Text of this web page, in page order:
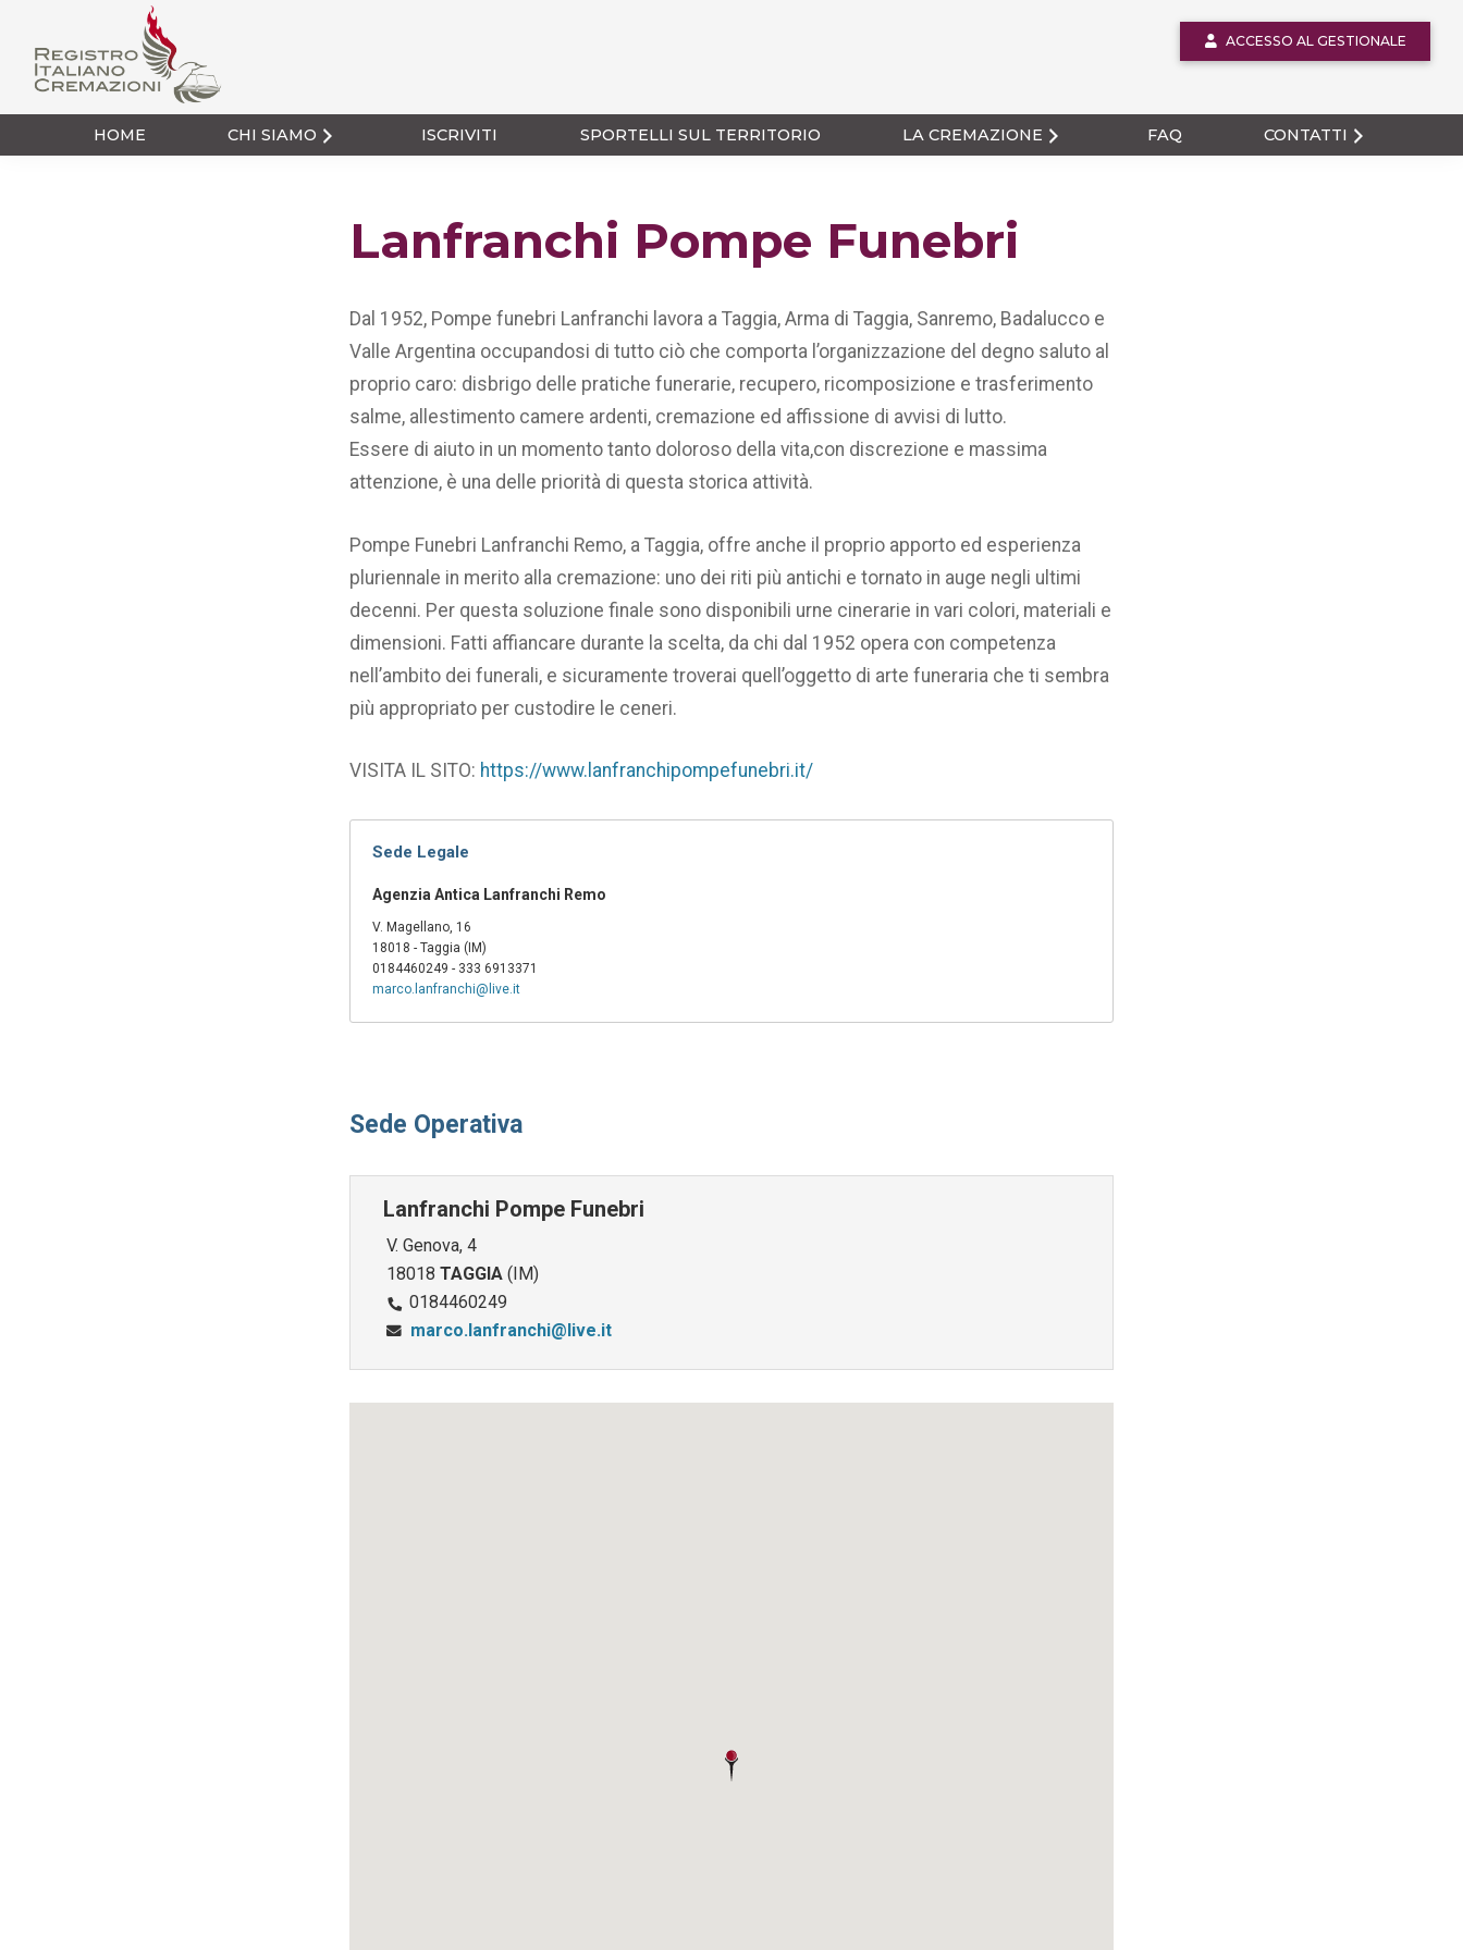
navigazione
contenuto
Registro Italiano
Cremazioni
ACCESSO AL GESTIONALE
HOME CHI SIAMO ISCRIVITI SPORTELLI SUL TERRITORIO LA CREMAZIONE FAQ CONTATTI
Lanfranchi Pompe Funebri
Dal 1952, Pompe funebri Lanfranchi lavora a Taggia, Arma di Taggia, Sanremo, Badalucco e
Valle Argentina occupandosi di tutto ciò che comporta l’organizzazione del degno saluto al
proprio caro: disbrigo delle pratiche funerarie, recupero, ricomposizione e trasferimento
salme, allestimento camere ardenti, cremazione ed affissione di avvisi di lutto.
Essere di aiuto in un momento tanto doloroso della vita,con discrezione e massima
attenzione, è una delle priorità di questa storica attività.
Pompe Funebri Lanfranchi Remo, a Taggia, offre anche il proprio apporto ed esperienza
pluriennale in merito alla cremazione: uno dei riti più antichi e tornato in auge negli ultimi
decenni. Per questa soluzione finale sono disponibili urne cinerarie in vari colori, materiali e
dimensioni. Fatti affiancare durante la scelta, da chi dal 1952 opera con competenza
nell’ambito dei funerali, e sicuramente troverai quell’oggetto di arte funeraria che ti sembra
più appropriato per custodire le ceneri.
VISITA IL SITO: https://www.lanfranchipompefunebri.it/
Sede Legale
Agenzia Antica Lanfranchi Remo
V. Magellano, 16
18018 - Taggia (IM)
0184460249 - 333 6913371
marco.lanfranchi@live.it
Sede Operativa
Lanfranchi Pompe Funebri
V. Genova, 4
18018 TAGGIA (IM)
0184460249
marco.lanfranchi@live.it